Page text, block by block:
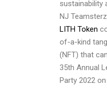
sustainability
NJ
LITH Token
of-a-kind
(NFT) that
35th Annual
Party 2022